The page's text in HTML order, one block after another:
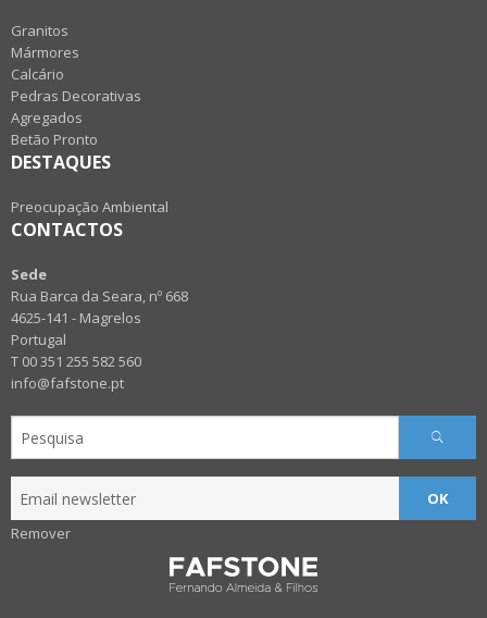
Granitos
Mármores
Calcário
Pedras Decorativas
Agregados
Betão Pronto
DESTAQUES
Preocupação Ambiental
CONTACTOS
Sede
Rua Barca da Seara, nº 668
4625-141 - Magrelos
Portugal
T 00 351 255 582 560
info@fafstone.pt
Remover
OK